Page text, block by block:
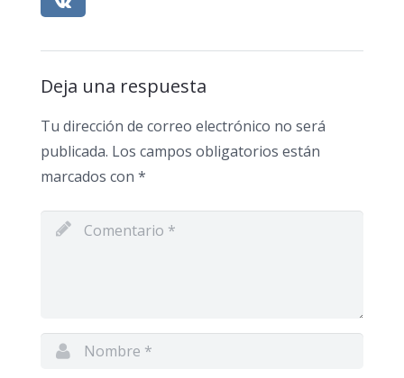
Deja una respuesta
Tu dirección de correo electrónico no será
publicada. Los campos obligatorios están
marcados con *